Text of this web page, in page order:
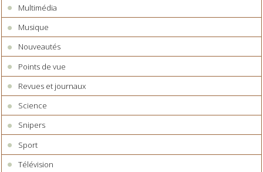
Multimédia
Musique
Nouveautés
Points de vue
Revues et journaux
Science
Snipers
Sport
Télévision